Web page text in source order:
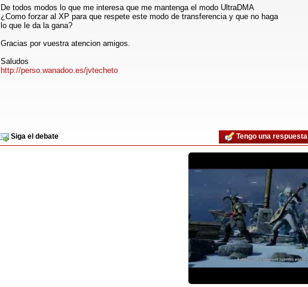
De todos modos lo que me interesa que me mantenga el modo UltraDMA
¿Como forzar al XP para que respete este modo de transferencia y que no haga
lo que le da la gana?
Gracias por vuestra atencion amigos.
Saludos
http://perso.wanadoo.es/jvtecheto
Siga el debate Tengo una respuesta